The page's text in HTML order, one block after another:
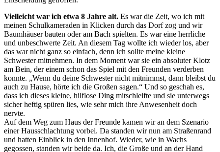
Vielleicht war ich etwa 8 Jahre alt. Es war die Zeit, wo ich mit
meinen Schulkameraden in Klicken durch das Dorf zog und wir
Baumhäuser bauten oder am Bach spielten. Es war eine herrliche
und unbeschwerte Zeit. An diesem Tag wollte ich wieder los, aber
das war nicht ganz so einfach, denn ich sollte meine kleine
Schwester mitnehmen. In dem Moment war sie ein absoluter Klotz
am Bein, der einem schon das Spiel mit den Freunden verderben
konnte. „Wenn du deine Schwester nicht mitnimmst, dann bleibst du
auch zu Hause, hörte ich die Großen sagen.“ Und so geschah es,
dass ich dieses kleine, hilflose Ding mitschleifte und sie unterwegs
sicher heftig spüren lies, wie sehr mich ihre Anwesenheit doch
nervte.
Auf dem Weg zum Haus der Freunde kamen wir an dem Szenario
einer Hausschlachtung vorbei. Da standen wir nun am Straßenrand
und hatten Einblick in den Innenhof. Wieder, wie in Wachs
gegossen, standen wir beide da. Ich, die Große und an der Hand